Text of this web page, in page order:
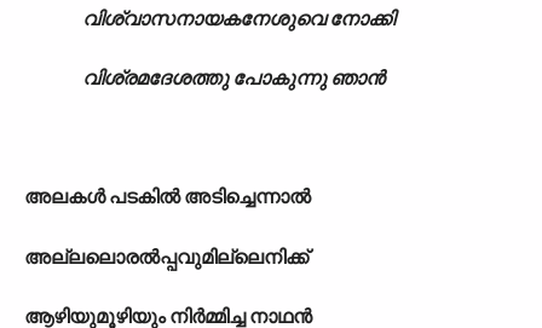
വിശ്വാസനായകനേശുവെ നോക്കി
വിശ്രമദേശത്തു പോകുന്നു ഞാൻ
അലകൾ പടകിൽ അടിച്ചെന്നാൽ
അല്ലലൊരൽപ്പവുമില്ലെനിക്ക്
ആഴിയുമൂഴിയും നിർമ്മിച്ച നാഥൻ